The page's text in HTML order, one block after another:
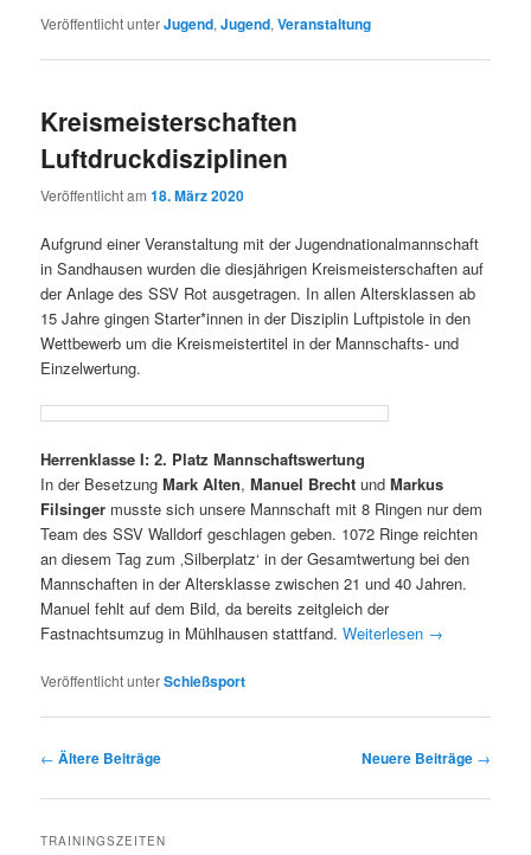
Veröffentlicht unterJugend,Jugend,Veranstaltung
Kreismeisterschaften
Luftdruckdisziplinen
Veröffentlicht am18. März 2020
Aufgrund einer Veranstaltung mit der Jugendnationalmannschaft
in Sandhausen wurden die diesjährigen Kreismeisterschaften auf
der Anlage des SSV Rot ausgetragen. In allen Altersklassen ab
15 Jahre gingen Starter*innen in der Disziplin Luftpistole in den
Wettbewerb um die Kreismeistertitel in der Mannschafts- und
Einzelwertung.
Herrenklasse I: 2. Platz Mannschaftswertung
In der BesetzungMark Alten,Manuel Brecht undMarkus
Filsinger musste sich unsere Mannschaft mit 8 Ringen nur dem
Team des SSV Walldorf geschlagen geben. 1072 Ringe reichten
an diesem Tag zum ‚Silberplatz‘ in der Gesamtwertung bei den
Mannschaften in der Altersklasse zwischen 21 und 40 Jahren.
Manuel fehlt auf dem Bild, da bereits zeitgleich der
Fastnachtsumzug in Mühlhausen stattfand.Weiterlesen →
Veröffentlicht unterSchießsport
Beitragsnavigation
← Ältere Beiträge Neuere Beiträge →
TRAININGSZEITEN